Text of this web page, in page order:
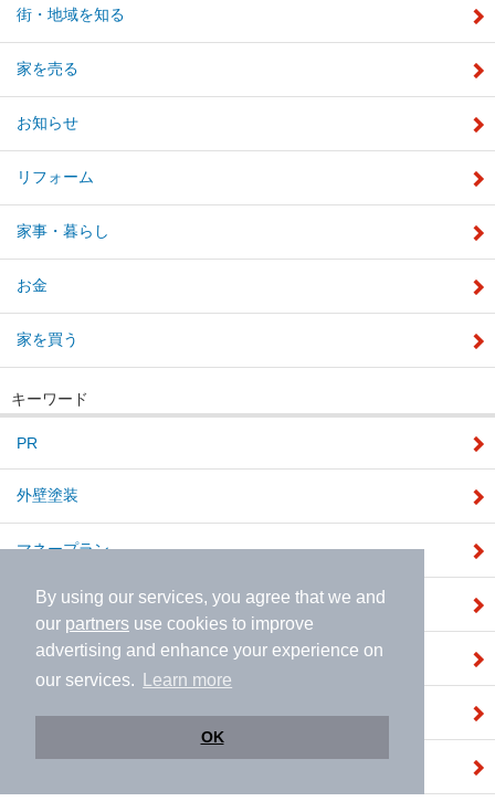
By using our services, you agree that we and
our partners use cookies to improve
advertising and enhance your experience on
our services.
Learn more
OK
街・地域を知る
家を売る
お知らせ
リフォーム
家事・暮らし
お金
家を買う
キーワード
PR
外壁塗装
マネープラン
ライフプラン
不動産投資